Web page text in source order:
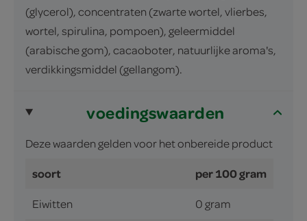
(glycerol), concentraten (zwarte wortel, vlierbes,
wortel, spirulina, pompoen), geleermiddel
(arabische gom), cacaoboter, natuurlijke aroma's,
verdikkingsmiddel (gellangom).
voedingswaarden
Deze waarden gelden voor het onbereide product
soort per 100 gram
Eiwitten 0 gram